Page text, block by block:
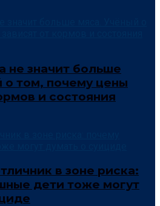
не значит больше
о том, почему цены
и состояния
в зоне риска:
дети тоже могут